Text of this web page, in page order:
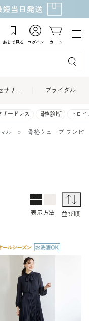
あとで見る ログイン カート
サリー ブライダル
ザードレス 骨格診断 トロ
ル 骨格ウェーブ ワンピ
表示方法
1列表示
並び順